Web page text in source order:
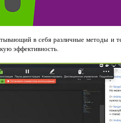
в себя различные методы и
эффективность.